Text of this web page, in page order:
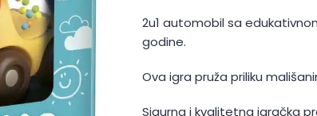
2u1 automobil sa
godine.
Ova igra pruža priliku
Sigurna i kvalitetna igračka